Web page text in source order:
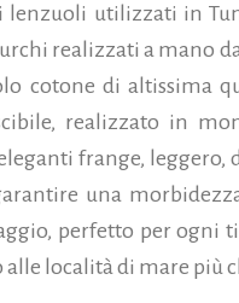
lenzuoli utilizzati in
realizzati a mano
cotone di altissima
realizzato in
frange, leggero,
una
perfetto per ogni
località di mare più